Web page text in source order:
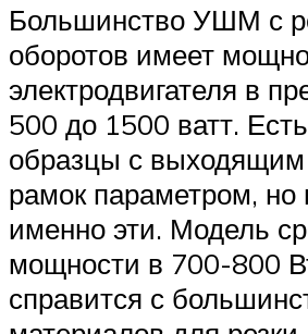
Большинство УШМ с
оборотов имеет
электродвигателя в
500 до 1500 ватт.
образцы с выходящим
рамок параметром, но
именно эти. Модель
мощности в 700-800
справится с